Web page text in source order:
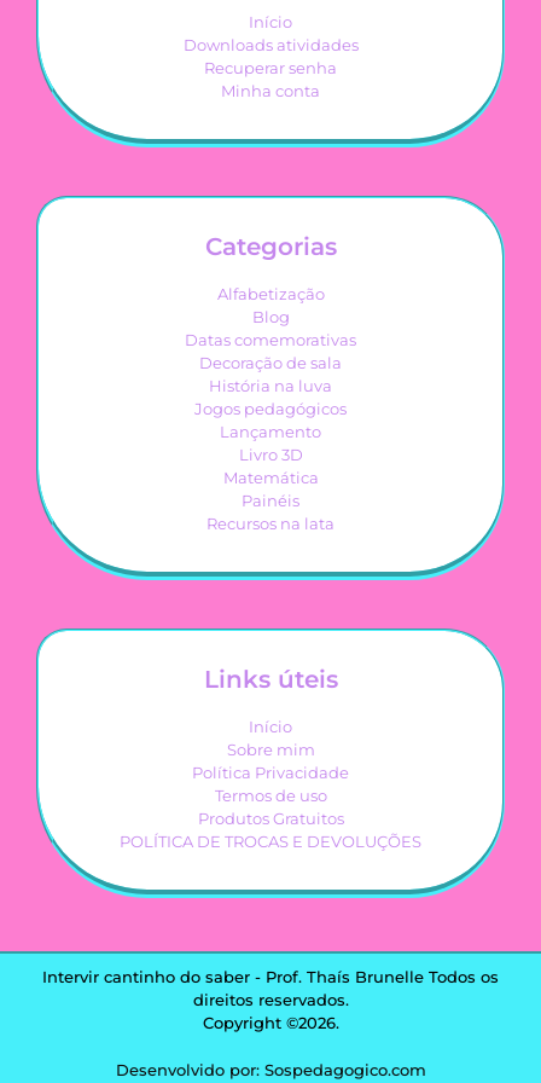
Início
Downloads atividades
Recuperar senha
Minha conta
Categorias
Alfabetização
Blog
Datas comemorativas
Decoração de sala
História na luva
Jogos pedagógicos
Lançamento
Livro 3D
Matemática
Painéis
Recursos na lata
Links úteis
Início
Sobre mim
Política Privacidade
Termos de uso
Produtos Gratuitos
POLÍTICA DE TROCAS E DEVOLUÇÕES
Intervir cantinho do saber - Prof. Thaís Brunelle Todos os
direitos reservados.
Copyright ©2026.
Desenvolvido por: Sospedagogico.com